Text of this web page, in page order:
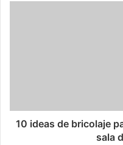
10 ideas de bricolaje
sala